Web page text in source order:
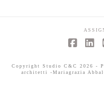
Copyright Studio C&C 2026 -
architetti -Mariagrazia